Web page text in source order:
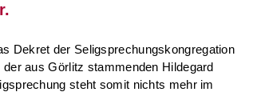
Dekret der Seligsprechungskongregation
aus Görlitz stammenden Hildegard
steht somit nichts mehr im